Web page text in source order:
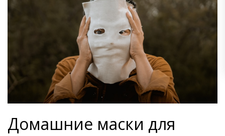
Домашние маски для